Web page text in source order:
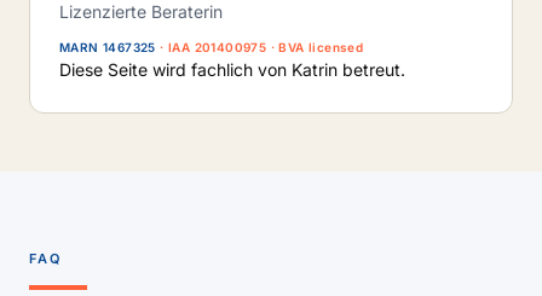
Lizenzierte Beraterin
MARN 1467325 · IAA 201400975 · BVA licensed
Diese Seite wird fachlich von Katrin betreut.
FAQ